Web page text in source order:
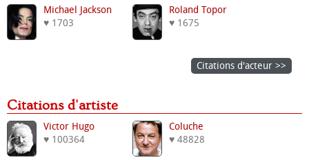
Michael Jackson
♥ 1703
Roland Topor
♥ 1675
Citations d'acteur >>
Citations d'artiste
Victor Hugo
♥ 100364
Coluche
♥ 48828